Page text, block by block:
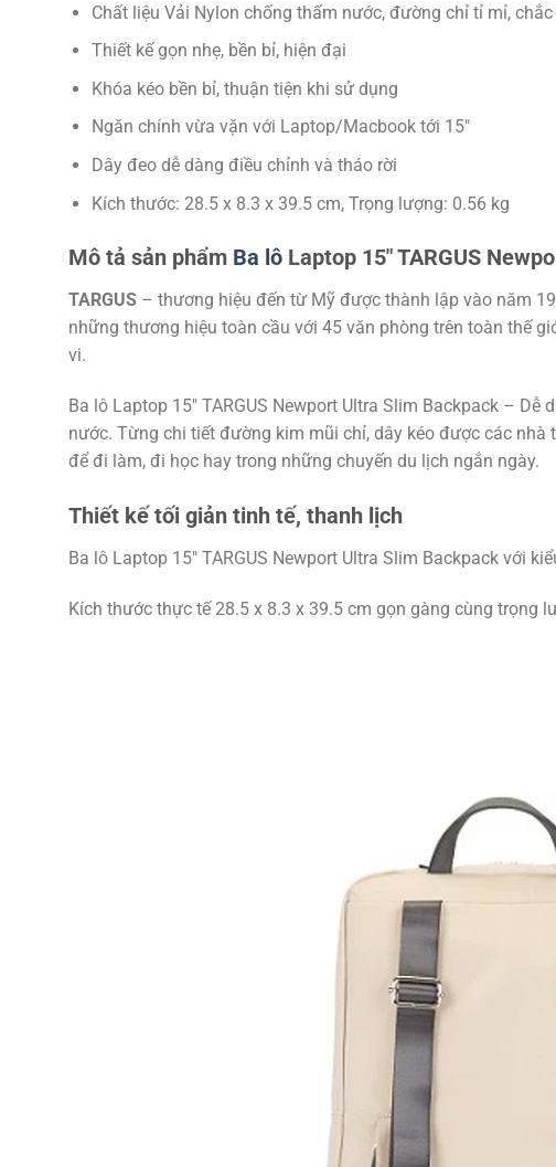
Chất liệu Vải Nylon chống thấm nước, đường chỉ tỉ mỉ, chắc
Thiết kế gọn nhẹ, bền bỉ, hiện đại
Khóa kéo bền bỉ, thuận tiện khi sử dụng
Ngăn chính vừa vặn với Laptop/Macbook tới 15″
Dây đeo dễ dàng điều chỉnh và tháo rời
Kích thước: 28.5 x 8.3 x 39.5 cm, Trọng lượng: 0.56 kg
Mô tả sản phẩm Ba lô Laptop 15″ TARGUS
TARGUS – thương hiệu đến từ Mỹ được thành lập vào năm
những thương hiệu toàn cầu với 45 văn phòng trên toàn thế
vi.
Ba lô Laptop 15″ TARGUS Newport Ultra Slim Backpack –
nước. Từng chi tiết đường kim mũi chỉ, dây kéo được các nhà
để đi làm, đi học hay trong những chuyến du lịch ngắn ngày.
Thiết kế tối giản tinh tế, thanh lịch
Ba lô Laptop 15″ TARGUS Newport Ultra Slim Backpack với
Kích thước thực tế 28.5 x 8.3 x 39.5 cm gọn gàng cùng trọng